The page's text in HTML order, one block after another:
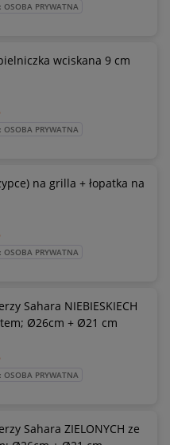
OSOBA PRYWATNA
wciskana 9 cm
OSOBA PRYWATNA
na grilla + łopatka na
OSOBA PRYWATNA
Sahara NIEBIESKIECH
Ø26cm + Ø21 cm
OSOBA PRYWATNA
Sahara ZIELONYCH ze